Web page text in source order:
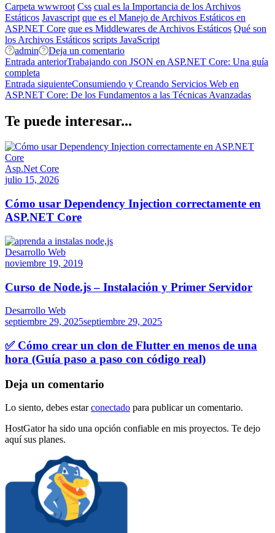
Carpeta wwwroot Css cual es la Importancia de los Archivos
Estáticos Javascript que es el Manejo de Archivos Estáticos en
ASP.NET Core que es Middlewares de Archivos Estáticos Qué son
los Archivos Estáticos scripts JavaScript
admin
Deja un comentarioon
Manejo
Archivos
Estáticos
Core
Principiantes
Navegación
de
entradas
Entrada anteriorTrabajando con JSON en ASP.NET Core: Una guía
completa
Entrada siguienteConsumiendo y Creando Servicios Web en
ASP.NET Core: De los Fundamentos a las Técnicas Avanzadas
Te puede interesar...
Asp.Net Core
julio 15, 2026
Cómo usar Dependency Injection correctamente en
ASP.NET Core
Desarrollo Web
noviembre 19, 2019
Curso de Node.js – Instalación y Primer Servidor
Desarrollo Web
septiembre 29, 2025septiembre 29, 2025
✅ Cómo crear un clon de Flutter en menos de una
hora (Guía paso a paso con código real)
Deja un comentario
Lo siento, debes estarconectado para publicar un comentario.
HostGator ha sido una opción confiable en mis proyectos. Te dejo
aquí sus planes.